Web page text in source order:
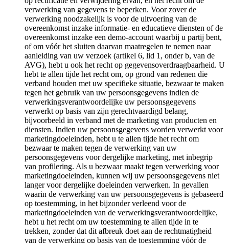
verwerking van gegevens te beperken. Voor zover de
verwerking noodzakelijk is voor de uitvoering van de
overeenkomst inzake informatie- en educatieve diensten of de
overeenkomst inzake een demo-account waarbij u partij bent,
of om vóór het sluiten daarvan maatregelen te nemen naar
aanleiding van uw verzoek (artikel 6, lid 1, onder b, van de
AVG), hebt u ook het recht op gegevensoverdraagbaarheid. U
hebt te allen tijde het recht om, op grond van redenen die
verband houden met uw specifieke situatie, bezwaar te maken
tegen het gebruik van uw persoonsgegevens indien de
verwerkingsverantwoordelijke uw persoonsgegevens
verwerkt op basis van zijn gerechtvaardigd belang,
bijvoorbeeld in verband met de marketing van producten en
diensten. Indien uw persoonsgegevens worden verwerkt voor
marketingdoeleinden, hebt u te allen tijde het recht om
bezwaar te maken tegen de verwerking van uw
persoonsgegevens voor dergelijke marketing, met inbegrip
van profilering. Als u bezwaar maakt tegen verwerking voor
marketingdoeleinden, kunnen wij uw persoonsgegevens niet
langer voor dergelijke doeleinden verwerken. In gevallen
waarin de verwerking van uw persoonsgegevens is gebaseerd
op toestemming, in het bijzonder verleend voor de
marketingdoeleinden van de verwerkingsverantwoordelijke,
hebt u het recht om uw toestemming te allen tijde in te
trekken, zonder dat dit afbreuk doet aan de rechtmatigheid
van de verwerking op basis van de toestemming vóór de